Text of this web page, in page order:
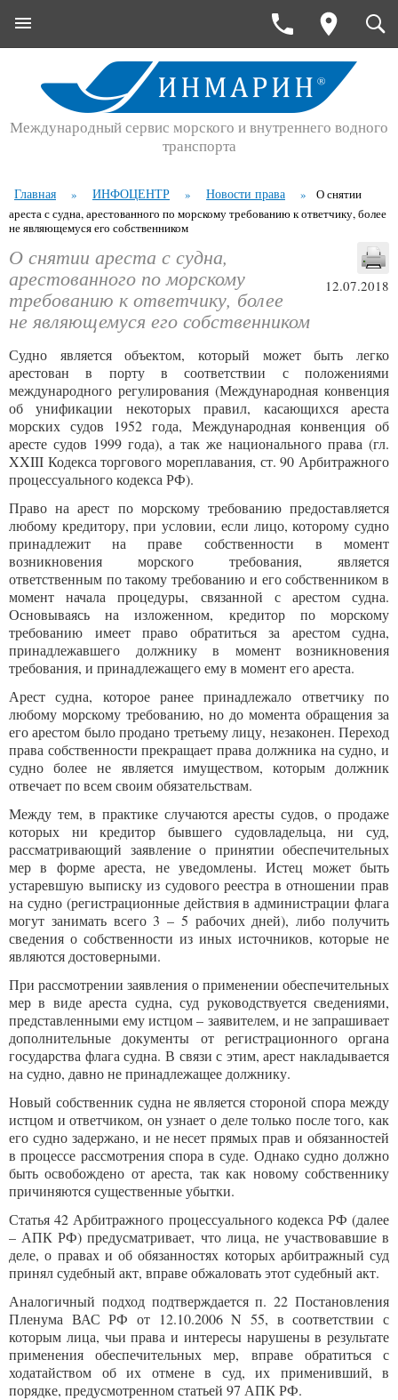
Международный сервис морского и внутреннего водного
транспорта
Главная » ИНФОЦЕНТР » Новости права »
О снятии
ареста с судна, арестованного по морскому требованию к ответчику, более
не являющемуся его собственником
12.07.2018
О снятии ареста с судна,
арестованного по морскому
требованию к ответчику, более
не являющемуся его собственником
Судно является объектом, который может быть легко
арестован в порту в соответствии с положениями
международного регулирования (Международная конвенция
об унификации некоторых правил, касающихся ареста
морских судов 1952 года, Международная конвенция об
аресте судов 1999 года), а так же национального права (гл.
XXIII Кодекса торгового мореплавания, ст. 90 Арбитражного
процессуального кодекса РФ).
Право на арест по морскому требованию предоставляется
любому кредитору, при условии, если лицо, которому судно
принадлежит на праве собственности в момент
возникновения морского требования, является
ответственным по такому требованию и его собственником в
момент начала процедуры, связанной с арестом судна.
Основываясь на изложенном, кредитор по морскому
требованию имеет право обратиться за арестом судна,
принадлежавшего должнику в момент возникновения
требования, и принадлежащего ему в момент его ареста.
Арест судна, которое ранее принадлежало ответчику по
любому морскому требованию, но до момента обращения за
его арестом было продано третьему лицу, незаконен. Переход
права собственности прекращает права должника на судно, и
судно более не является имуществом, которым должник
отвечает по всем своим обязательствам.
Между тем, в практике случаются аресты судов, о продаже
которых ни кредитор бывшего судовладельца, ни суд,
рассматривающий заявление о принятии обеспечительных
мер в форме ареста, не уведомлены. Истец может быть
устаревшую выписку из судового реестра в отношении прав
на судно (регистрационные действия в администрации флага
могут занимать всего 3 – 5 рабочих дней), либо получить
сведения о собственности из иных источников, которые не
являются достоверными.
При рассмотрении заявления о применении обеспечительных
мер в виде ареста судна, суд руководствуется сведениями,
представленными ему истцом – заявителем, и не запрашивает
дополнительные документы от регистрационного органа
государства флага судна. В связи с этим, арест накладывается
на судно, давно не принадлежащее должнику.
Новый собственник судна не является стороной спора между
истцом и ответчиком, он узнает о деле только после того, как
его судно задержано, и не несет прямых прав и обязанностей
в процессе рассмотрения спора в суде. Однако судно должно
быть освобождено от ареста, так как новому собственнику
причиняются существенные убытки.
Статья 42 Арбитражного процессуального кодекса РФ (далее
– АПК РФ) предусматривает, что лица, не участвовавшие в
деле, о правах и об обязанностях которых арбитражный суд
принял судебный акт, вправе обжаловать этот судебный акт.
Аналогичный подход подтверждается п. 22 Постановления
Пленума ВАС РФ от 12.10.2006 N 55, в соответствии с
которым лица, чьи права и интересы нарушены в результате
применения обеспечительных мер, вправе обратиться с
ходатайством об их отмене в суд, их применивший, в
порядке, предусмотренном статьей 97 АПК РФ.